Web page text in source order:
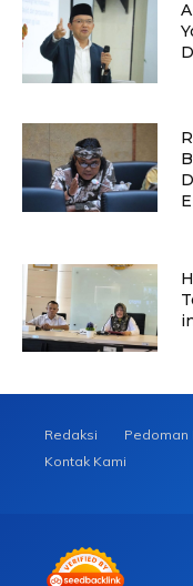
Redaksi Pedoman
Kontak Kami